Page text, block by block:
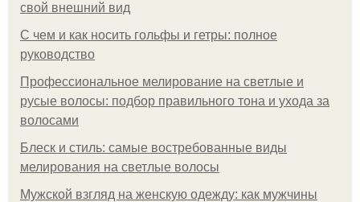
свой внешний вид
С чем и как носить гольфы и гетры: полное
руководство
Профессиональное мелирование на светлые и
русые волосы: подбор правильного тона и ухода за
волосами
Блеск и стиль: самые востребованные виды
мелирования на светлые волосы
Мужской взгляд на женскую одежду: как мужчины